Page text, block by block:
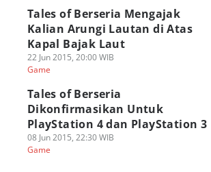
Tales of Berseria Mengajak
Kalian Arungi Lautan di Atas
Kapal Bajak Laut
22 Jun 2015, 20:00 WIB
Game
Tales of Berseria
Dikonfirmasikan Untuk
PlayStation 4 dan PlayStation 3
08 Jun 2015, 22:30 WIB
Game